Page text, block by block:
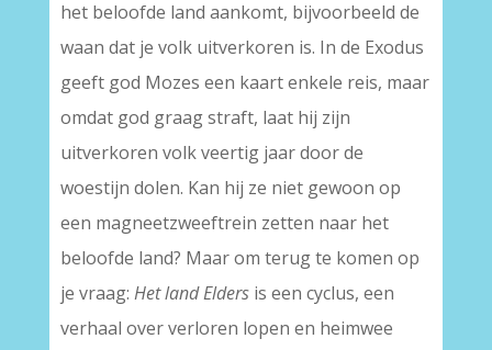
het beloofde land aankomt, bijvoorbeeld de
waan dat je volk uitverkoren is. In de Exodus
geeft god Mozes een kaart enkele reis, maar
omdat god graag straft, laat hij zijn
uitverkoren volk veertig jaar door de
woestijn dolen. Kan hij ze niet gewoon op
een magneetzweeftrein zetten naar het
beloofde land? Maar om terug te komen op
je vraag: Het land Eldersis een cyclus, een
verhaal over verloren lopen en heimwee